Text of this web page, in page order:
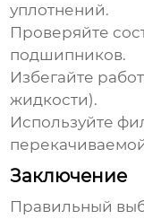
уплотнений.
Проверяйте
подшипников.
Избегайте
жидкости).
Используйте
Заключение
Правильный